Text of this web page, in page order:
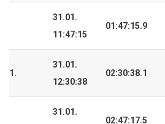
31.01.
11:47:15
01:47:15.9
1.
31.01.
12:30:38
02:30:38.1
31.01.
02:47:17.5